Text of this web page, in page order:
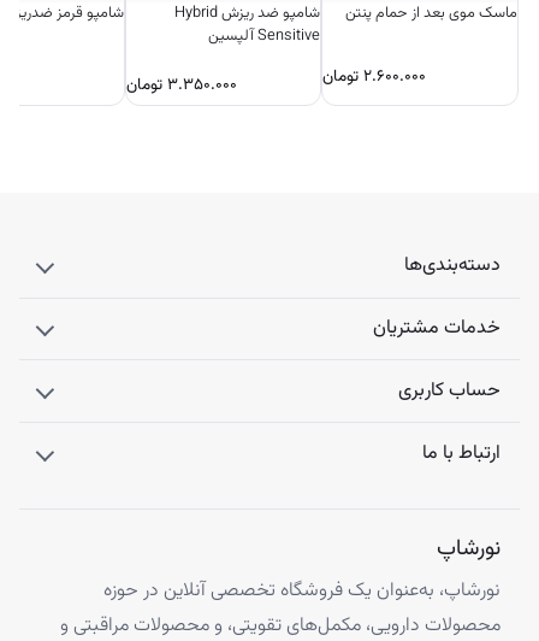
ماسک موی بعد از حمام پنتن
۲.۶۰۰.۰۰۰ تومان
شامپو ضد ریزش Hybrid
Sensitive آلپسین
۳.۳۵۰.۰۰۰تومان
شامپو قرمز
دسته‌بندی‌ها
خدمات مشتریان
حساب کاربری
ارتباط با ما
نورشاپ
نورشاپ، به‌عنوان یک فروشگاه تخصصی آنلاین در حوزه
محصولات دارویی، مکمل‌های تقویتی، و محصولات مراقبتی و